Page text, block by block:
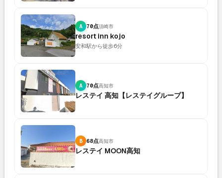
A 70点須崎市
resort inn kojo
安和駅から徒歩6分
A 70点高知市
レステイ 高知【レステイグループ】
B 68点高知市
レステイ MOON高知